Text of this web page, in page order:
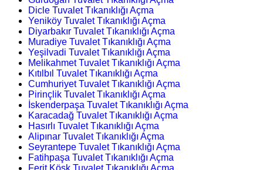
Dicle Tuvalet Tıkanıklığı Açma
Yeniköy Tuvalet Tıkanıklığı Açma
Diyarbakır Tuvalet Tıkanıklığı Açma
Muradiye Tuvalet Tıkanıklığı Açma
Yeşilvadi Tuvalet Tıkanıklığı Açma
Melikahmet Tuvalet Tıkanıklığı Açma
Kıtılbıl Tuvalet Tıkanıklığı Açma
Cumhuriyet Tuvalet Tıkanıklığı Açma
Pirinçlik Tuvalet Tıkanıklığı Açma
İskenderpaşa Tuvalet Tıkanıklığı Açma
Karacadağ Tuvalet Tıkanıklığı Açma
Hasırlı Tuvalet Tıkanıklığı Açma
Alipınar Tuvalet Tıkanıklığı Açma
Seyrantepe Tuvalet Tıkanıklığı Açma
Fatihpaşa Tuvalet Tıkanıklığı Açma